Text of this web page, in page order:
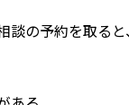
の予約を取る